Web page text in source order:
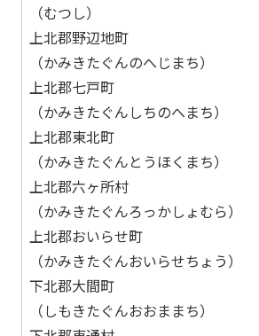
（むつし）
上北郡野辺地町
（かみきたぐんのへじまち）
上北郡七戸町
（かみきたぐんしちのへまち）
上北郡東北町
（かみきたぐんとうほくまち）
上北郡六ヶ所村
（かみきたぐんろっかしょむら）
上北郡おいらせ町
（かみきたぐんおいらせちょう）
下北郡大間町
（しもきたぐんおおままち）